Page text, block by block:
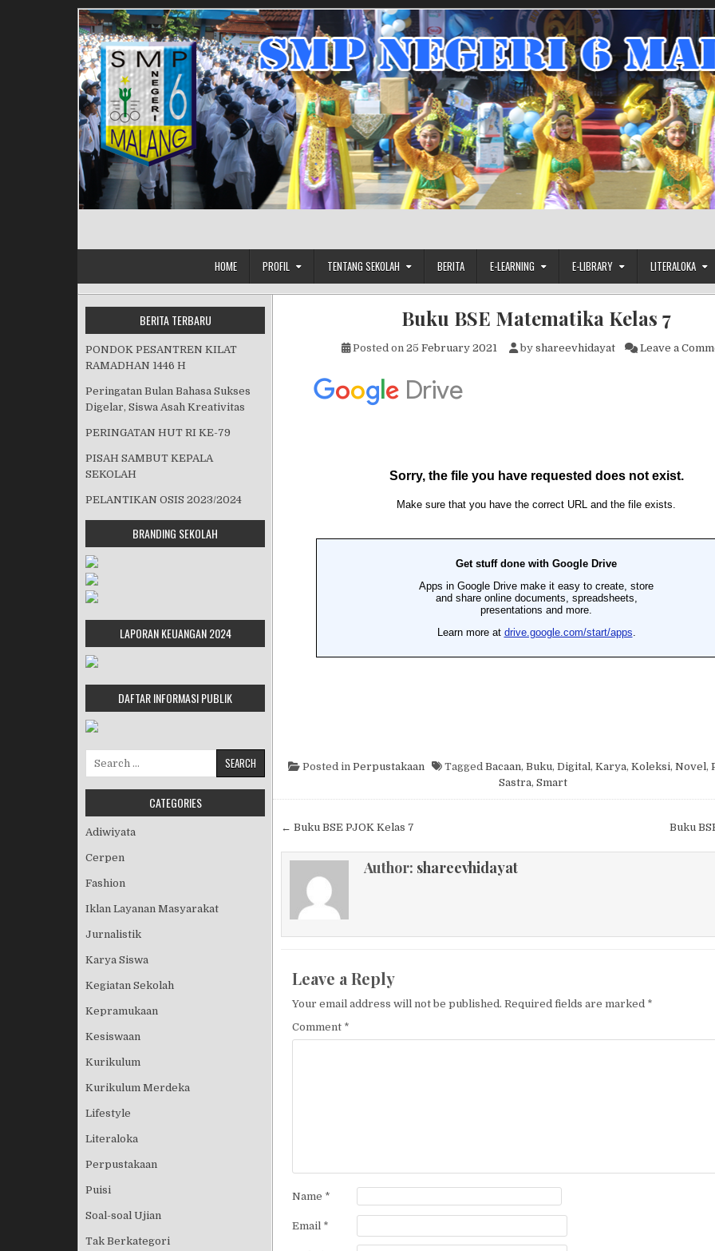
HOME PROFIL TENTANG SEKOLAH BERITA E-LEARNING E-LIBRARY LITERALOKA
Buku BSE Matematika Kelas 7
Posted on 25 February 2021 by shareevhidayat Leave a
Posted in Perpustakaan Tagged Bacaan, Buku, Digital, Karya, Koleksi, Novel,
Sastra, Smart
Post navigation Buku
← Buku BSE PJOK Kelas 7
Author: shareevhidayat
Leave a Reply
Your email address will not be published. Required fields are marked *
Comment *
Name *
Email *
BERITA TERBARU
PONDOK PESANTREN KILAT
RAMADHAN 1446 H
Peringatan Bulan Bahasa Sukses
Digelar, Siswa Asah Kreativitas
PERINGATAN HUT RI KE-79
PISAH SAMBUT KEPALA
SEKOLAH
PELANTIKAN OSIS 2023/2024
BRANDING SEKOLAH
LAPORAN KEUANGAN 2024
DAFTAR INFORMASI PUBLIK
Search for:
CATEGORIES
Adiwiyata
Cerpen
Fashion
Iklan Layanan Masyarakat
Jurnalistik
Karya Siswa
Kegiatan Sekolah
Kepramukaan
Kesiswaan
Kurikulum
Kurikulum Merdeka
Lifestyle
Literaloka
Perpustakaan
Puisi
Soal-soal Ujian
Tak Berkategori